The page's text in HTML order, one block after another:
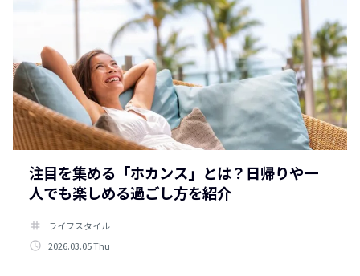
注目を集める「ホカンス」とは？日帰りや一
人でも楽しめる過ごし方を紹介
tag
ライフスタイル
access_time 2026.03.05 Thu